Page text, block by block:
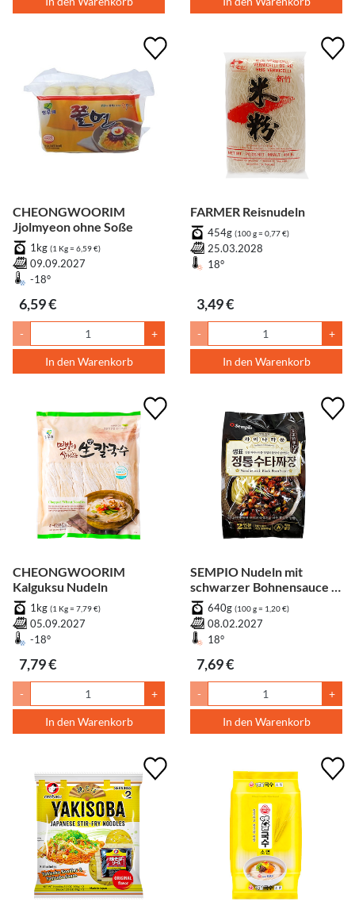
CHEONGWOORIM
Jjolmyeon ohne Soße
1kg (1 Kg = 6,59 €)
09.09.2027
-18°
6,59 €
- +
In den Warenkorb
FARMER Reisnudeln
454g (100 g = 0,77 €)
25.03.2028
18°
3,49 €
- +
In den Warenkorb
CHEONGWOORIM
Kalguksu Nudeln
1kg (1 Kg = 7,79 €)
05.09.2027
-18°
7,79 €
- +
In den Warenkorb
SEMPIO Nudeln mit
schwarzer Bohnensauce -
2 Portionen
640g (100 g = 1,20 €)
08.02.2027
18°
7,69 €
- +
In den Warenkorb